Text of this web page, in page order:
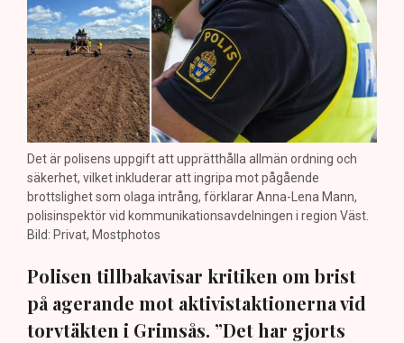
Det är polisens uppgift att upprätthålla allmän ordning och
säkerhet, vilket inkluderar att ingripa mot pågående
brottslighet som olaga intrång, förklarar Anna-Lena Mann,
polisinspektör vid kommunikationsavdelningen i region Väst.
Bild: Privat, Mostphotos
Polisen tillbakavisar kritiken om brist
på agerande mot aktivistaktionerna vid
torvtäkten i Grimsås. ”Det har gjorts